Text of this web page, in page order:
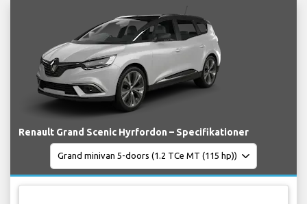
Renault Grand Scenic Hyrfordon – Specifikationer